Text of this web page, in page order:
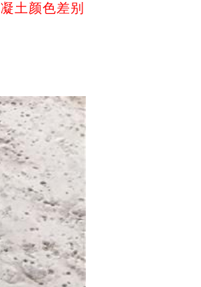
凝土颜色差别